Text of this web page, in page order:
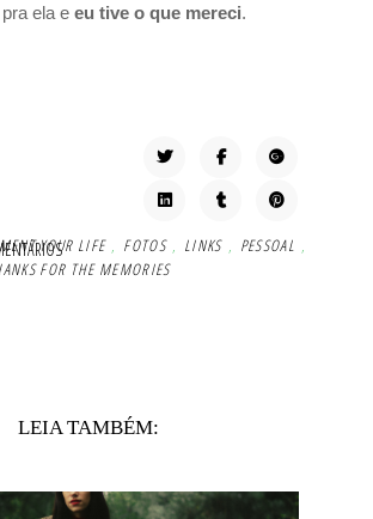
pra ela eeu tive o que mereci.
YOUR LIFE , FOTOS , LINKS , PESSOAL ,
FOR THE MEMORIES
LEIA TAMBÉM: